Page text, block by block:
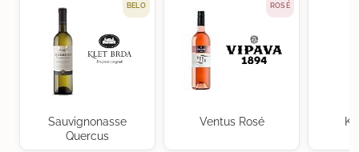
BELO
Sauvignonasse
Quercus
ROSÉ
Ventus Rosé